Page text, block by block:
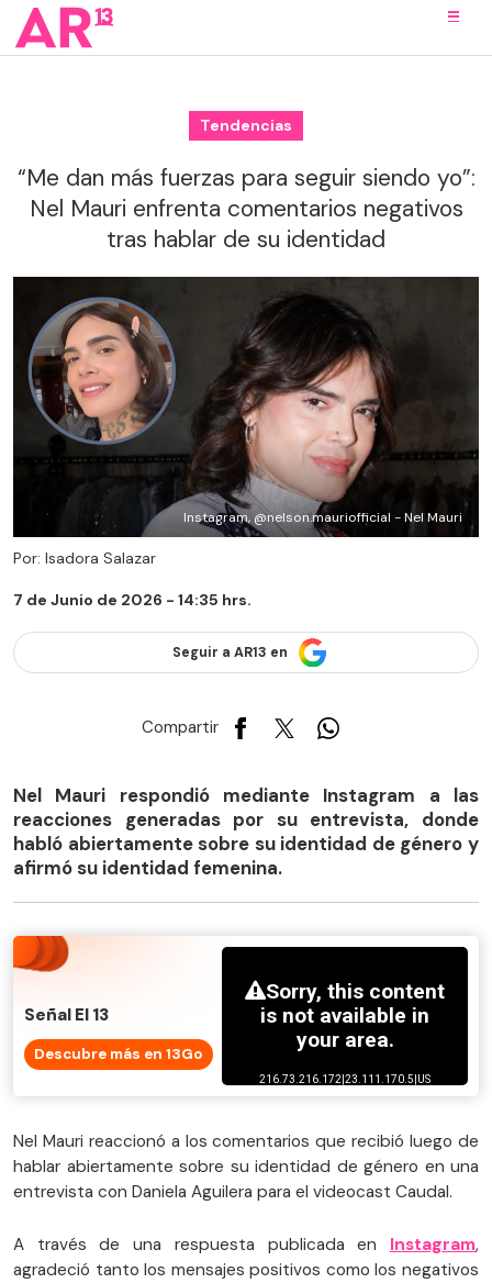
Tendencias
“Me dan más fuerzas para seguir siendo yo”:
Nel Mauri enfrenta comentarios negativos
tras hablar de su identidad
Instagram, @nelson.mauriofficial - Nel Mauri
Por: Isadora Salazar
7 de Junio de 2026 - 14:35 hrs.
Seguir a AR13 en
Compartir
Nel Mauri respondió mediante Instagram a las
reacciones generadas por su entrevista, donde
habló abiertamente sobre su identidad de género y
afirmó su identidad femenina.
Señal El 13
Descubre más en 13Go
Nel Mauri reaccionó a los comentarios que recibió luego de
hablar abiertamente sobre su identidad de género en una
entrevista con Daniela Aguilera para el videocast Caudal.
A través de una respuesta publicada en Instagram,
agradeció tanto los mensajes positivos como los negativos